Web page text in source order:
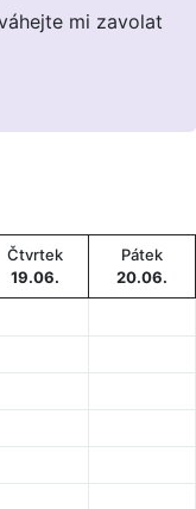
mi zavolat
Čtvrtek
19.06.
Pátek
20.06.